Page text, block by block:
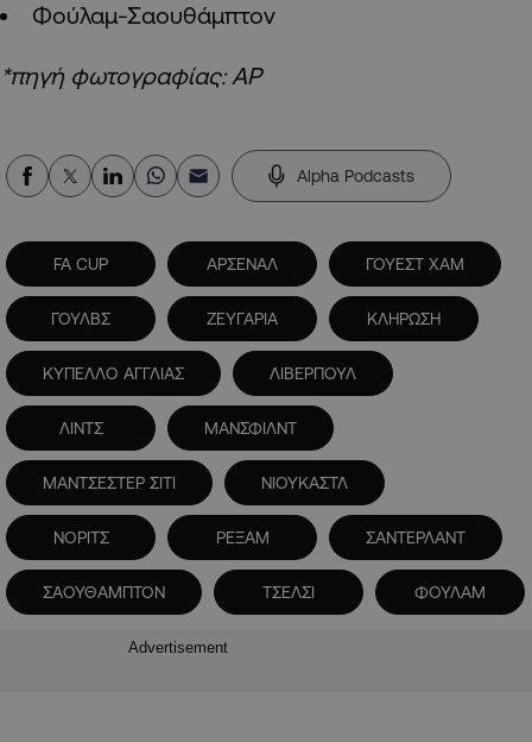
Φούλαμ-Σαουθάμπτον
*πηγή φωτογραφίας: AP
Alpha Podcasts
FA CUP ΑΡΣΕΝΑΛ ΓΟΥΕΣΤ ΧΑΜ
ΓΟΥΛΒΣ ΖΕΥΓΑΡΙΑ ΚΛΗΡΩΣΗ
ΚΥΠΕΛΛΟ ΑΓΓΛΙΑΣ ΛΙΒΕΡΠΟΥΛ
ΛΙΝΤΣ ΜΑΝΣΦΙΛΝΤ
ΜΑΝΤΣΕΣΤΕΡ ΣΙΤΙ ΝΙΟΥΚΑΣΤΛ
ΝΟΡΙΤΣ ΡΕΞΑΜ ΣΑΝΤΕΡΛΑΝΤ
ΣΑΟΥΘΑΜΠΤΟΝ ΤΣΕΛΣΙ ΦΟΥΛΑΜ
Advertisement